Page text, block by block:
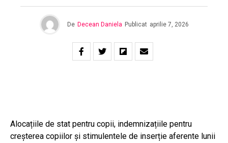
De Decean Daniela Publicat aprilie 7, 2026
Alocațiile de stat pentru copii, indemnizațiile pentru
creșterea copiilor și stimulentele de inserție aferente lunii